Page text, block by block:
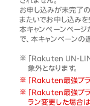
お申し込みが未完了の
またいでお申し込み
本キャンペーンページ
で、本キャンペーンの
「Rakuten UN-
象外となります。
「Rakuten最強プラ
「Rakuten最強プラ
ラン変更した場合